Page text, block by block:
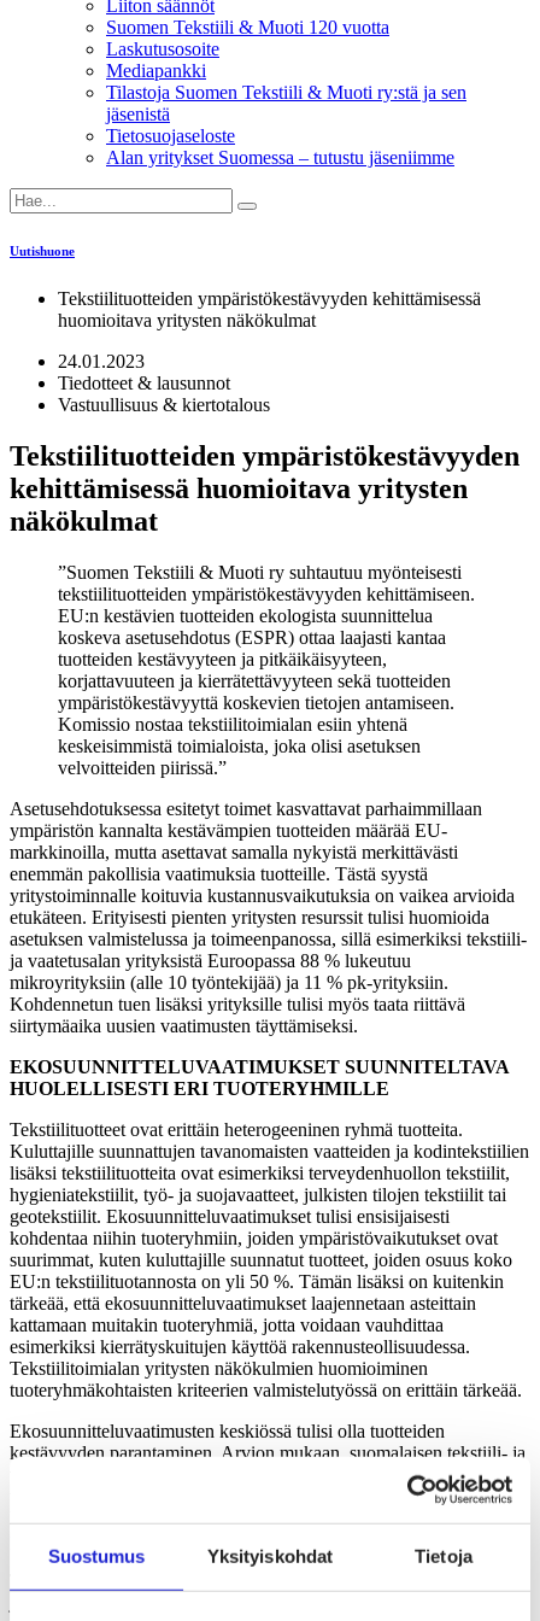
Suostumus Yksityiskohdat Tietoja
Liiton säännöt
Suomen Tekstiili & Muoti 120 vuotta
Laskutusosoite
Mediapankki
Tilastoja Suomen Tekstiili & Muoti ry:stä ja sen
jäsenistä
Tietosuojaseloste
Alan yritykset Suomessa – tutustu jäseniimme
Uutishuone
Tekstiilituotteiden ympäristökestävyyden kehittämisessä
huomioitava yritysten näkökulmat
24.01.2023
Tiedotteet & lausunnot
Vastuullisuus & kiertotalous
Tekstiilituotteiden ympäristökestävyyden
kehittämisessä huomioitava yritysten
näkökulmat
Suomen Tekstiili & Muoti ry suhtautuu myönteisesti
tekstiilituotteiden ympäristökestävyyden kehittämiseen.
EU:n kestävien tuotteiden ekologista suunnittelua
koskeva asetusehdotus (ESPR) ottaa laajasti kantaa
tuotteiden kestävyyteen ja pitkäikäisyyteen,
korjattavuuteen ja kierrätettävyyteen sekä tuotteiden
ympäristökestävyyttä koskevien tietojen antamiseen.
Komissio nostaa tekstiilitoimialan esiin yhtenä
keskeisimmistä toimialoista, joka olisi asetuksen
velvoitteiden piirissä.
Asetusehdotuksessa esitetyt toimet kasvattavat parhaimmillaan
ympäristön kannalta kestävämpien tuotteiden määrää EU-
markkinoilla, mutta asettavat samalla nykyistä merkittävästi
enemmän pakollisia vaatimuksia tuotteille. Tästä syystä
yritystoiminnalle koituvia kustannusvaikutuksia on vaikea arvioida
etukäteen. Erityisesti pienten yritysten resurssit tulisi huomioida
asetuksen valmistelussa ja toimeenpanossa, sillä esimerkiksi tekstiili-
ja vaatetusalan yrityksistä Euroopassa 88 % lukeutuu
mikroyrityksiin (alle 10 työntekijää) ja 11 % pk-yrityksiin.
Kohdennetun tuen lisäksi yrityksille tulisi myös taata riittävä
siirtymäaika uusien vaatimusten täyttämiseksi.
EKOSUUNNITTELUVAATIMUKSET SUUNNITELTAVA
HUOLELLISESTI ERI TUOTERYHMILLE
Tekstiilituotteet ovat erittäin heterogeeninen ryhmä tuotteita.
Kuluttajille suunnattujen tavanomaisten vaatteiden ja kodintekstiilien
lisäksi tekstiilituotteita ovat esimerkiksi terveydenhuollon tekstiilit,
hygieniatekstiilit, työ- ja suojavaatteet, julkisten tilojen tekstiilit tai
geotekstiilit. Ekosuunnitteluvaatimukset tulisi ensisijaisesti
kohdentaa niihin tuoteryhmiin, joiden ympäristövaikutukset ovat
suurimmat, kuten kuluttajille suunnatut tuotteet, joiden osuus koko
EU:n tekstiilituotannosta on yli 50 %. Tämän lisäksi on kuitenkin
tärkeää, että ekosuunnitteluvaatimukset laajennetaan asteittain
kattamaan muitakin tuoteryhmiä, jotta voidaan vauhdittaa
esimerkiksi kierrätyskuitujen käyttöä rakennusteollisuudessa.
Tekstiilitoimialan yritysten näkökulmien huomioiminen
tuoteryhmäkohtaisten kriteerien valmistelutyössä on erittäin tärkeää.
Ekosuunnitteluvaatimusten keskiössä tulisi olla tuotteiden
kestävyyden parantaminen. Arvion mukaan, suomalaisen tekstiili- ja
vaatetusalan epäsuorista (scope 3) päästöistä 89 % aiheutuu
tekstiilikuitujen ja materiaalien tuotannosta. Tuplaamalla tuotteiden